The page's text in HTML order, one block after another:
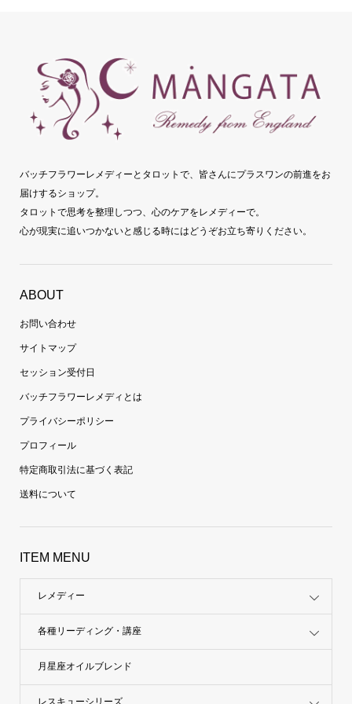
バッチフラワーレメディーとタロットで、皆さんにプラスワンの前進をお
届けするショップ。
タロットで思考を整理しつつ、心のケアをレメディーで。
心が現実に追いつかないと感じる時にはどうぞお立ち寄りください。
ABOUT
お問い合わせ
サイトマップ
セッション受付日
バッチフラワーレメディとは
プライバシーポリシー
プロフィール
特定商取引法に基づく表記
送料について
ITEM MENU
レメディー
各種リーディング・講座
月星座オイルブレンド